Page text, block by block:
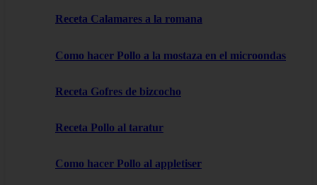
Receta Calamares a la romana
Como hacer Pollo a la mostaza en el microondas
Receta Gofres de bizcocho
Receta Pollo al taratur
Como hacer Pollo al appletiser